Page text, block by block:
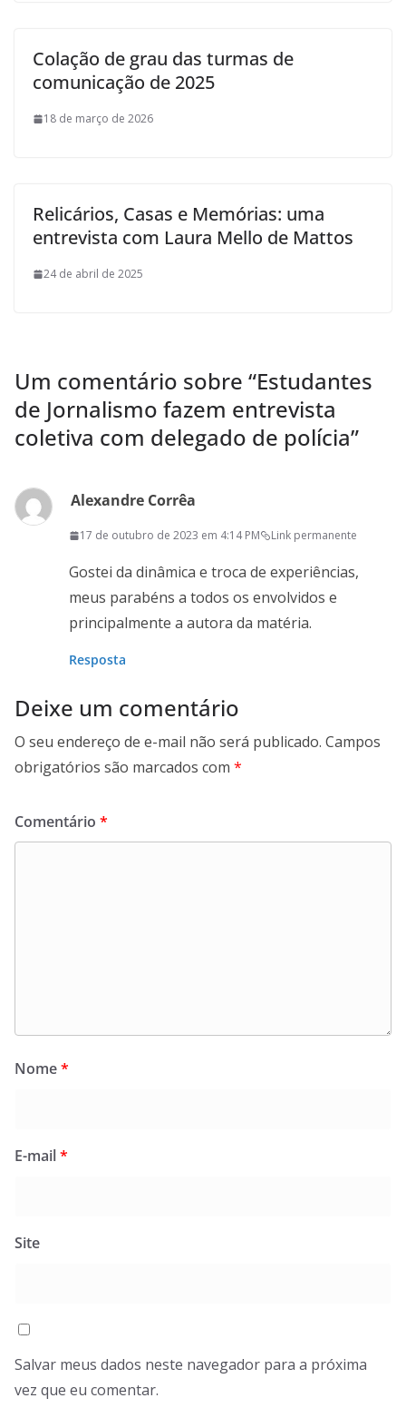
Colação de grau das turmas de
comunicação de 2025
18 de março de 2026
Relicários, Casas e Memórias: uma
entrevista com Laura Mello de Mattos
24 de abril de 2025
Um comentário sobre “Estudantes
de Jornalismo fazem entrevista
coletiva com delegado de polícia”
Alexandre Corrêa
17 de outubro de 2023 em 4:14 PM Link permanente
Gostei da dinâmica e troca de experiências,
meus parabéns a todos os envolvidos e
principalmente a autora da matéria.
Resposta
Deixe um comentário
O seu endereço de e-mail não será publicado. Campos
obrigatórios são marcados com *
Comentário *
Nome*
E-mail*
Site
Salvar meus dados neste navegador para a próxima
vez que eu comentar.